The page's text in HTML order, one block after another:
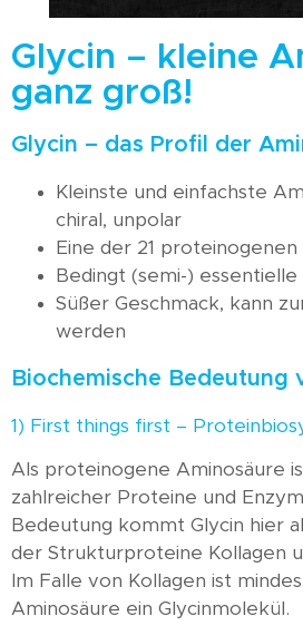
Glycin – kleine
ganz groß!
Glycin – das Profil der
Kleinste und einfachste
chiral, unpolar
Eine der 21
Bedingt (semi-) essentielle
Süßer Geschmack, kann
werden
Biochemische Bedeutung
1) First things first –
Als proteinogene Aminosäure
zahlreicher Proteine und
Bedeutung kommt Glycin hier
der Strukturproteine Kollagen
Im Falle von Kollagen ist
Aminosäure ein Glycinmolekül.